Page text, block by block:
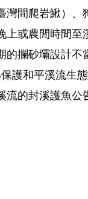
灣間爬岩鰍）
或農閒時間至
攔砂壩設計不
護和平溪流生
的封溪護魚公